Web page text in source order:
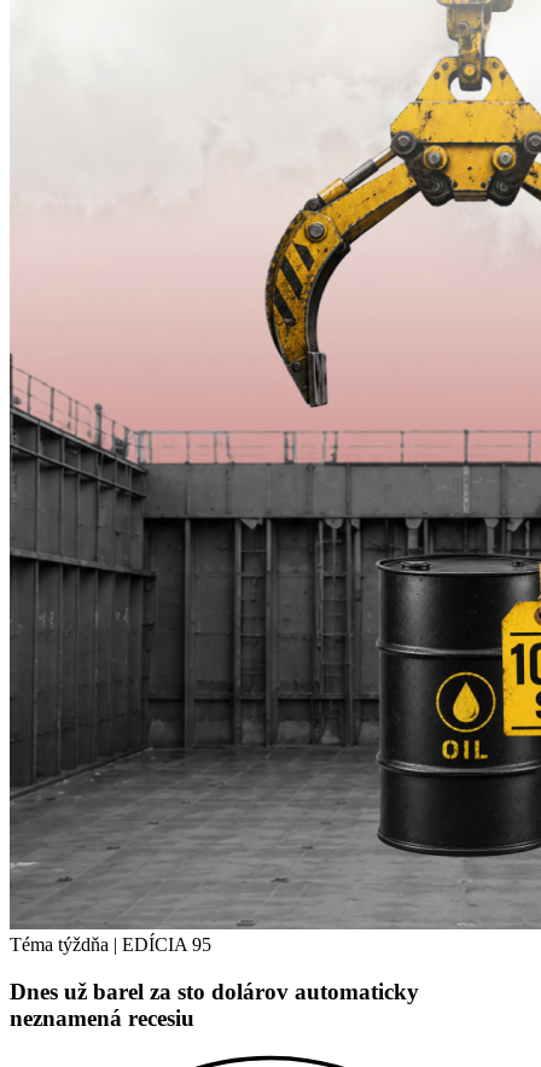
Téma týždňa | EDÍCIA 95
Dnes už barel za sto dolárov automaticky
neznamená recesiu